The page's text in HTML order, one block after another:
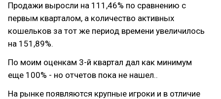
Продажи выросли на 111,46% по сравнению с
первым кварталом, а количество активных
кошельков за тот же период времени увеличилось
на 151,89%.
По моим оценкам 3-й квартал дал как минимум
еще 100% - но отчетов пока не нашел..
На рынке появляются крупные игроки и в отличие